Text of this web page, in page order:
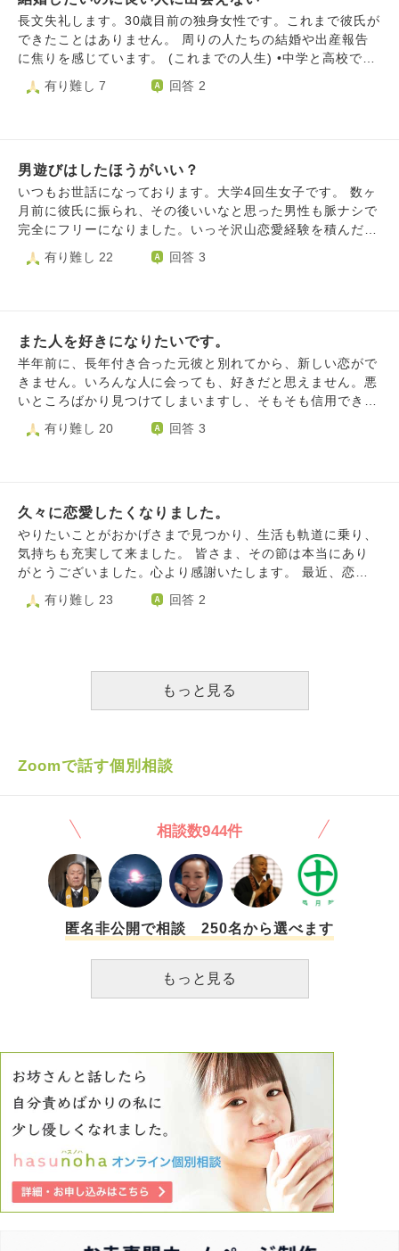
す。 本当にその人と付き合いたいか。自分自身に何回も聞
いても答えは返ってきません。長い長い間恋愛をしてなくて
引きこもってばっかりだったので恋心が寝ている状態なのか
気がします。 このまま付き合った方がいいのか。助言をし
を銀行に借りました。なので今借金があります。薬の副作用
で生理が来なくなりました。産婦人科ではそう言われたんで
すが、9ヶ月も来なくて。私は早期閉経だと思っています。
も良いので子育てしたいと思っています。なので児童養護施
それと、やはり自分の将来が心配なのです。 私がアパート
で暮らそうとした時、不動産屋に行きましたが審査に落ちて
しまいました。私のような障がい者はグループホームで暮ら
すのが通常のようで、入院して出来た友達はみんなグループ
ないのでしょうか。
長文失礼します。30歳目前の独身女性です。これまで彼氏が
できたことはありません。 周りの人たちの結婚や出産報告
に焦りを感じています。 (これまでの人生) •中学と高校では
女子ばかりの文化系部活動に所属 •大学では2年間だけダン
スサークルに所属。在学中には数週間から1ヶ月の短期の語
者での研修や歓迎会も全て中止。 •配属先には女性ばかり、
40〜60代の既婚男性、すでに彼女がいる同年代の男性のみ
だった •異動もあり、仕事に慣れるのに時間がかかったり、
職場の体調不良者等の発生で、仕事が年々増えてたりで彼氏
その旨を希望の就職先に評価していただき、内定を頂いたこ
た。 これまで出会った独身男性で付き合いたいなと思って
いた人はいましたが、 •わたしのことを「メンヘラのクソ女
でマジウケる(笑)」とSNSで嘲笑っていた人 •ネット上で友
達に「死んで」「殺すよ」「1回と言わず3回死んで(^^)」と
下」と飲み会の席で笑っていた人 と、後々に幻滅する人ば
り、複数人とやり取りをしたりと、自然な出会いがあればこ
んなことをしなくていいのにと、焦りを感じています。 わ
たしと同じような状況の方々がいるのは自分でも分かってい
ます。結婚がゴールじゃないこと、結婚後も大変なことはた
くさんあること、結婚を焦ったらいけない、結婚はご縁やタ
イミングとも言われますが、わたしにはそのチャンスはいつ
お願いいたします。
有り難し 7 回答 2
男遊びはしたほうがいい？
いつもお世話になっております。大学4回生女子です。 数ヶ
月前に彼氏に振られ、その後いいなと思った男性も脈ナシで
完全にフリーになりました。いっそ沢山恋愛経験を積んだ方
がいいのかと思いマッチングアプリを入れてみましたが、親
しくもない男性と当たり障りのない会話をする時間がつまら
味の読書や買い物に時間を費やしたいのですが、このままだ
とどんどん女性的な魅力が減ってしまうのではないかと不安
です。 やはり男性と沢山会っておくべきでしょうか？それ
とも、自身の内的なことにだけ集中すべきでしょうか？ 曖
有り難し 22 回答 3
また人を好きになりたいです。
半年前に、長年付き合った元彼と別れてから、新しい恋がで
きません。いろんな人に会っても、好きだと思えません。悪
いところばかり見つけてしまいますし、そもそも信用でき
ず、好きとかそういう判断の前に、生理的に無理だと思って
しまい、信用できて好きだと思えるほどの長期間関わること
んなと会えて嬉しいのに、人生の段階が違いすぎて辛くな
り、もう会わない方がいいのかもしれないとも思ってしまい
ました。そんなことを考える自分も嫌になります。 すぐ恋
人ができる人はすごいなと思います。結婚できる人はもっと
しておけばよかったとも思ってしまいます。 周りの仲のい
てしまいます。 この先、また人を好きになって、向こうも
私のことが好きで、幸せに結婚できる未来が全く見えませ
とかを頑張る方法はわかるのに、恋愛の頑張り方がわかりま
せん。人の心は動かせませんし、人に好きになってもらえる
ように、男の人で、いい人はみんな結婚していると思ってし
ともわかっています。でも、どうしても考えてしまいます。
どうしたら条件など抜きで、人を好きになれますか？人のい
いところを見つけられますか？自分のことも好きになりたい
有り難し 20 回答 3
久々に恋愛したくなりました。
やりたいことがおかげさまで見つかり、生活も軌道に乗り、
気持ちも充実して来ました。 皆さま、その節は本当にあり
がとうございました。心より感謝いたします。 最近、恋愛
したくなりました。婚活パーティーやマッチングアプリは、
こんな私でも結構マッチングしますが、病気の話になると、
医療・福祉スタッフは仕事で接してくれているだけなので、
探しているのですが、なかなか見つかりません。 病気があ
る人でも出会いを探して所属できるコミュニティがあれば、
有り難し 23 回答 2
もっと見る
Zoomで話す個別相談
相談数944件
匿名非公開で相談 250名から選べます
もっと見る